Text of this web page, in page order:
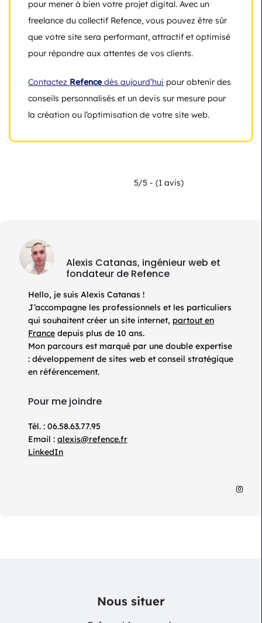
pour mener à bien votre projet digital. Avec un
freelance du collectif Refence, vous pouvez être sûr
que votre site sera performant, attractif et optimisé
pour répondre aux attentes de vos clients.
Contactez Refencedès aujourd’hui pour obtenir des
conseils personnalisés et un devis sur mesure pour
la création ou l’optimisation de votre site web.
5/5 - (1 avis)
Alexis Catanas, ingénieur web et
fondateur de Refence
Hello, je suis Alexis Catanas !
J’accompagne les professionnels et les particuliers
qui souhaitent créer un site internet, partout en
France depuis plus de 10 ans.
Mon parcours est marqué par une double expertise
: développement de sites web et conseil stratégique
en référencement.
Pour me joindre
Tél. : 06.58.63.77.95
Email : alexis@refence.fr
LinkedIn
Nous situer